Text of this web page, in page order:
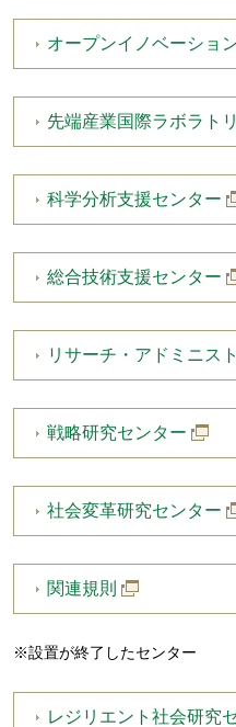
オープンイノベーショ
先端産業国際ラボラト
科学分析支援センター
総合技術支援センター
リサーチ・アドミニス
戦略研究センター
社会変革研究センター
関連規則
※設置が終了したセンター
レジリエント社会研究